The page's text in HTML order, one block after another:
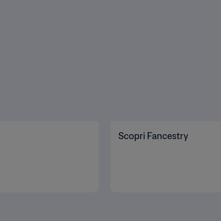
Scopri Fancestry